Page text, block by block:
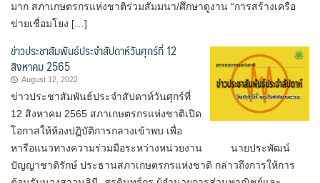
มาก สภาเกษตรกรแห่งชาติร่วมสัมมนา/ศึกษาดูงาน “การสร้างเครือ
ข่ายเชื่อมโยง […]
ข่าวประชาสัมพันธ์ประจำสัปดาห์วันศุกร์ที่ 12
สิงหาคม 2565
August 12, 2022
ข่าวประชาสัมพันธ์ประจำสัปดาห์วันศุกร์ที่
12 สิงหาคม 2565 สภาเกษตรกรแห่งชาติเปิด
โอกาสให้ห้องปฏิบัติการกลางเข้าพบ เพื่อ
หารือแนวทางความร่วมมือระหว่างหน่วยงาน นายประพัฒน์
ปัญญาชาติรักษ์ ประธานสภาเกษตรกรแห่งชาติ กล่าวถึงการให้การ